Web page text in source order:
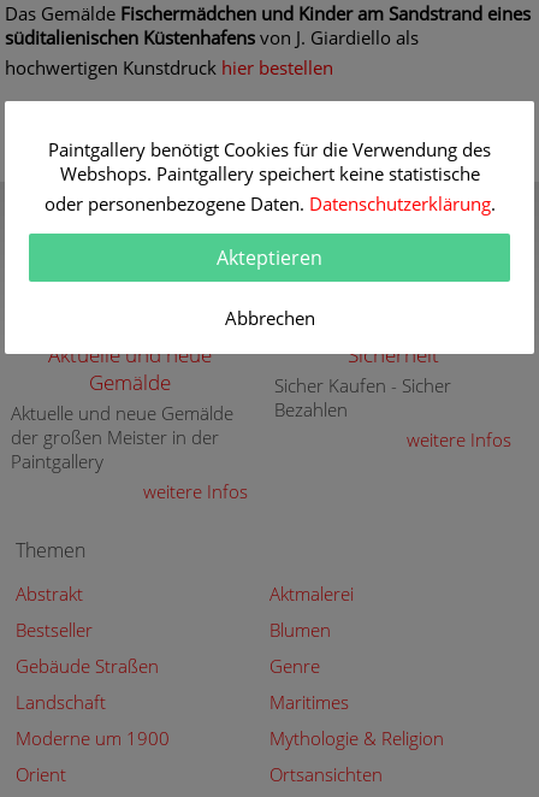
Das Gemälde Fischermädchen und Kinder am Sandstrand eines
süditalienischen Küstenhafens von J. Giardiello als
hochwertigen Kunstdruck hier bestellen
Gutschein
Verschenken Sie einen
hochwertige Kunstkopie
weitere Infos
Qualität
30 Jahre Erfahrung mit
hochwertigen Gemälde-
Reproduktionen
Aktuelle und neue
Gemälde
Aktuelle und neue Gemälde
der großen Meister in der
Paintgallery
weitere Infos
Sicherheit
Sicher Kaufen - Sicher
Bezahlen
weitere Infos
Themen
Abstrakt
Aktmalerei
Bestseller
Blumen
Gebäude Straßen
Genre
Landschaft
Maritimes
Moderne um 1900
Mythologie & Religion
Orient
Ortsansichten
Paintgallery benötigt Cookies für die Verwendung des
Webshops. Paintgallery speichert keine statistische
oder personenbezogene Daten. Datenschutzerklärung.
Akteptieren
Abbrechen